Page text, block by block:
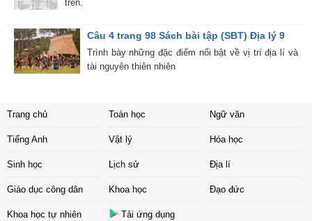
trên.
Câu 4 trang 98 Sách bài tập (SBT) Địa lý 9
Trình bày những đặc điểm nổi bật về vị trí địa lí và
tài nguyên thiên nhiên
Trang chủ Toán học Ngữ văn
Tiếng Anh Vật lý Hóa học
Sinh học Lịch sử Địa lí
Giáo dục công dân Khoa học Đạo đức
Khoa học tự nhiên Tải ứng dụng